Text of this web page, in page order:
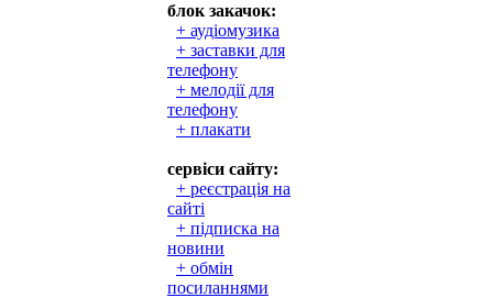
блок закачок:
+ аудіомузика
+ заставки для
телефону
+ мелодії для
телефону
+ плакати
сервіси сайту:
+ реєстрація на
сайті
+ підписка на
новини
+ обмін
посиланнями